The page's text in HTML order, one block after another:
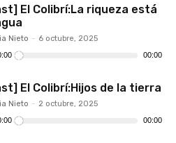
El Colibrí:La riqueza está
Nieto - 6 octubre, 2025
00:00
El Colibrí:Hijos de la tierra
Nieto - 2 octubre, 2025
00:00